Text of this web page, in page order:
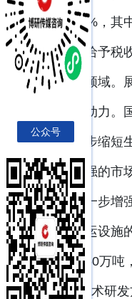
到10%，其
企业给予税
入该领域。
键驱动力
进一步缩短
备更强的市
将进一步增
而储运设施
突破50万吨
PtL技术研
公众号